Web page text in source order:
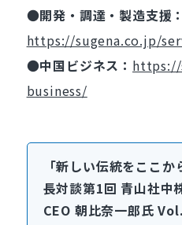
●開発・調達・製造支援：
https://sugena.co.jp/
●中国ビジネス： https://
business/
「新しい伝統をここ
長対談第1回 青山社中
CEO 朝比奈一郎氏